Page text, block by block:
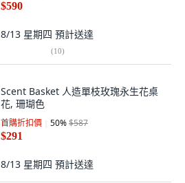
$590
8/13 星期四 預計送達
(10)
Scent Basket 人造單枝玫瑰永生花桌
花, 珊瑚色
首購折扣價 50%$587
$291
8/13 星期四 預計送達